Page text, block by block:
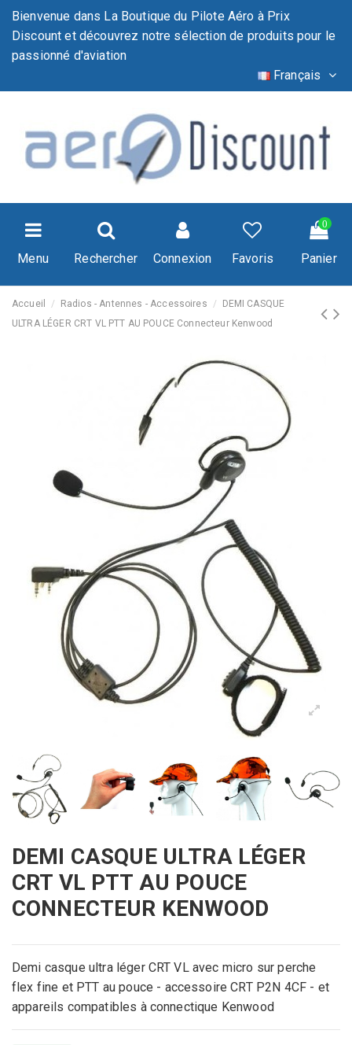
Bienvenue dans La Boutique du Pilote Aéro à Prix
Discount et découvrez notre sélection de produits pour le
passionné d'aviation
Français
Menu Rechercher Connexion Favoris
0
Panier
Accueil Radios - Antennes - Accessoires
DEMI CASQUE
ULTRA LÉGER CRT VL PTT AU POUCE Connecteur Kenwood
DEMI CASQUE ULTRA LÉGER
CRT VL PTT AU POUCE
CONNECTEUR KENWOOD
Demi casque ultra léger CRT VL avec micro sur perche
flex fine et PTT au pouce - accessoire CRT P2N 4CF - et
appareils compatibles à connectique Kenwood